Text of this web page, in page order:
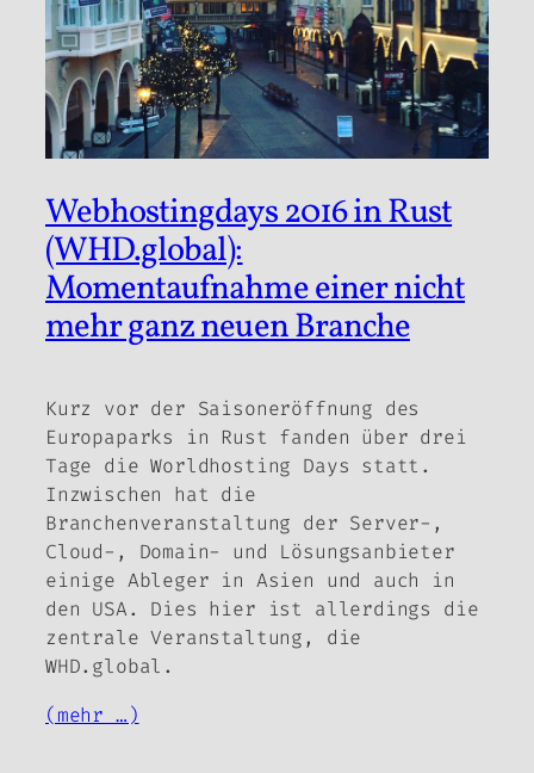
Webhostingdays 2016 in Rust
(WHD.global):
Momentaufnahme einer nicht
mehr ganz neuen Branche
Kurz vor der Saisoneröffnung des
Europaparks in Rust fanden über drei
Tage die Worldhosting Days statt.
Inzwischen hat die
Branchenveranstaltung der Server-,
Cloud-, Domain- und Lösungsanbieter
einige Ableger in Asien und auch in
den USA. Dies hier ist allerdings die
zentrale Veranstaltung, die
WHD.global.
(mehr …)